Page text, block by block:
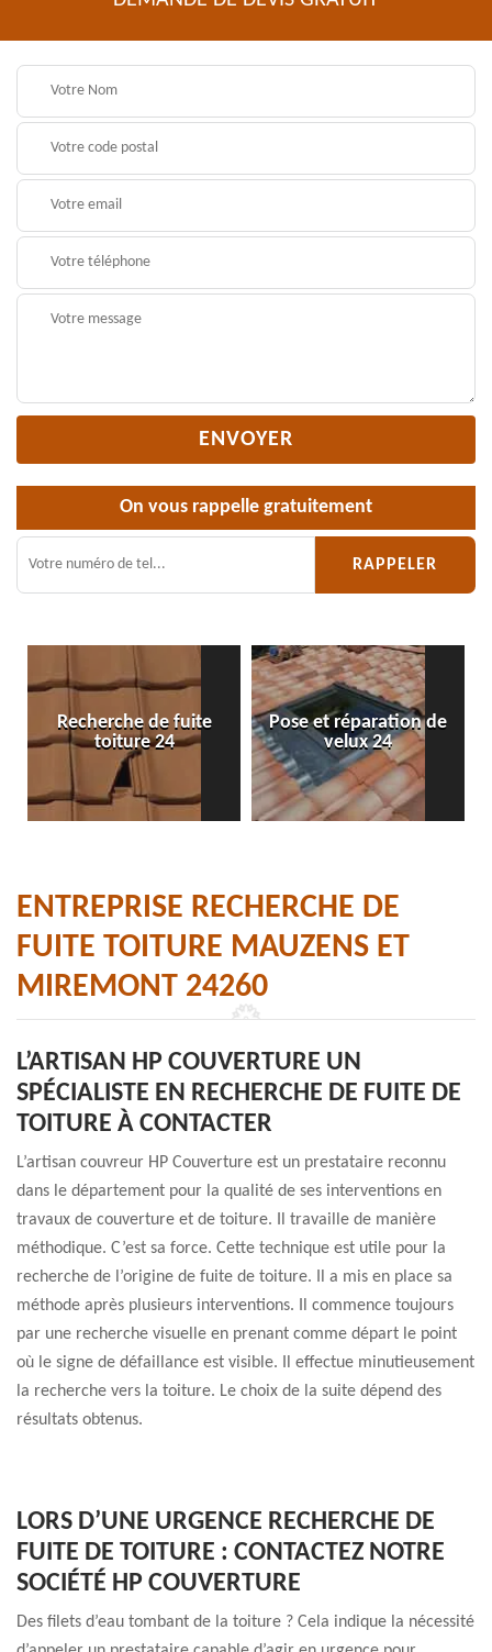
On vous rappelle gratuitement
Recherche de fuite
toiture 24
Pose et réparation de
velux 24
ENTREPRISE RECHERCHE DE
FUITE TOITURE MAUZENS ET
MIREMONT 24260
L’ARTISAN HP COUVERTURE UN
SPÉCIALISTE EN RECHERCHE DE FUITE DE
TOITURE À CONTACTER
L’artisan couvreur HP Couverture est un prestataire reconnu
dans le département pour la qualité de ses interventions en
travaux de couverture et de toiture. Il travaille de manière
méthodique. C’est sa force. Cette technique est utile pour la
recherche de l’origine de fuite de toiture. Il a mis en place sa
méthode après plusieurs interventions. Il commence toujours
par une recherche visuelle en prenant comme départ le point
où le signe de défaillance est visible. Il effectue minutieusement
la recherche vers la toiture. Le choix de la suite dépend des
résultats obtenus.
LORS D’UNE URGENCE RECHERCHE DE
FUITE DE TOITURE : CONTACTEZ NOTRE
SOCIÉTÉ HP COUVERTURE
Des filets d’eau tombant de la toiture ? Cela indique la nécessité